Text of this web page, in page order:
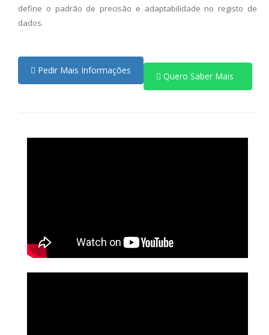
define o padrão de precisão e adaptabilidade no registo de
dados.
Pedir Mais Informações
Quero Saber Mais